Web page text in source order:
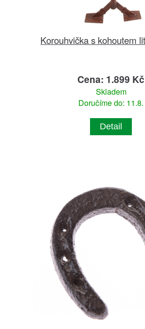
Korouhvička s kohoutem
Cena: 1.899 Kč
Skladem
Doručíme do: 11.8.
Detail